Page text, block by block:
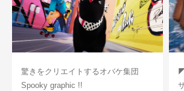
驚きをクリエイトするオバケ集団
Spooky graphic !!